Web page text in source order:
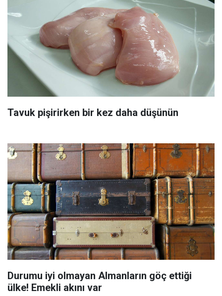
Tavuk pişirirken bir kez daha düşünün
Durumu iyi olmayan Almanların göç ettiği
ülke! Emekli akını var